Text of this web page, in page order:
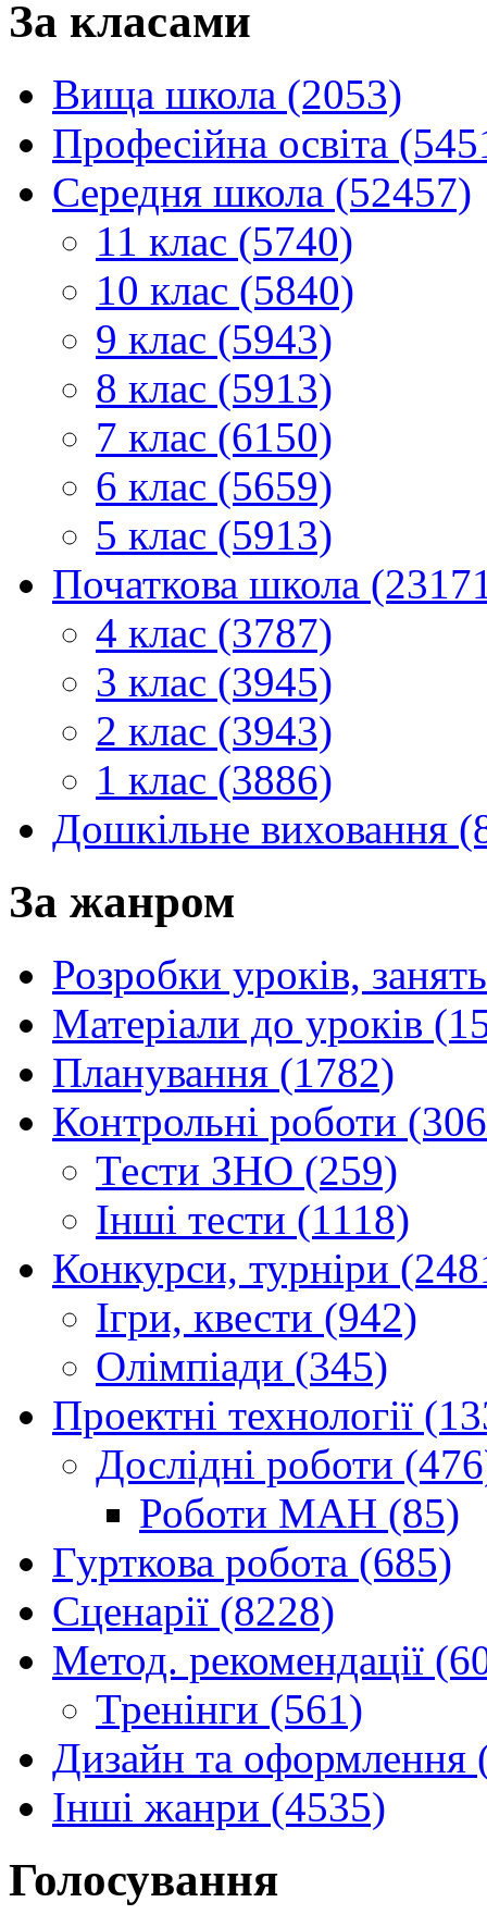
За класами
Вища школа (2053)
Професійна освіта
Середня школа (52457)
11 клас (5740)
10 клас (5840)
9 клас (5943)
8 клас (5913)
7 клас (6150)
6 клас (5659)
5 клас (5913)
Початкова школа
4 клас (3787)
3 клас (3945)
2 клас (3943)
1 клас (3886)
Дошкільне виховання
За жанром
Розробки уроків,
Матеріали до уроків
Планування (1782)
Контрольні роботи
Тести ЗНО (259)
Інші тести (1118)
Конкурси, турніри
Ігри, квести (942)
Олімпіади (345)
Проектні технології
Дослідні роботи
Роботи МАН (85)
Гурткова робота (685)
Сценарії (8228)
Метод. рекомендації
Тренінги (561)
Дизайн та оформлення
Інші жанри (4535)
Голосування